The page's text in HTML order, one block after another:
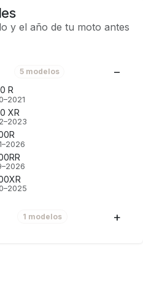
y el año de tu moto antes
5 modelos
R
XR
1 modelos